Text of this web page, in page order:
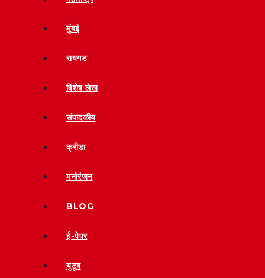
मुंबई
रायगड
विशेष लेख
संपादकीय
क्रीडा
मनोरंजन
BLOG
ई-पेपर
युटूब